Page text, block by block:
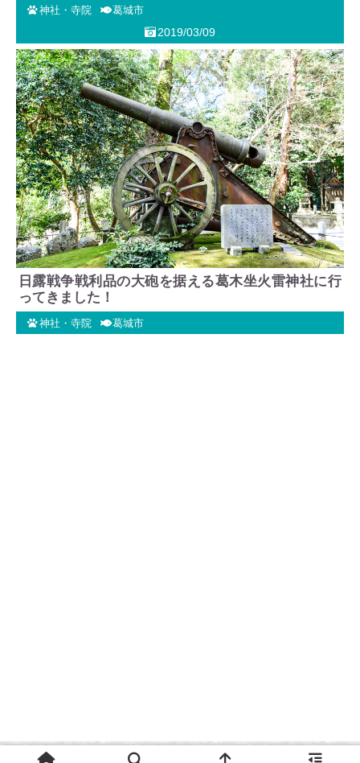
神社・寺院 葛城市
2019/03/09
日露戦争戦利品の大砲を据える葛木坐火雷神社に行
ってきました！
神社・寺院 葛城市